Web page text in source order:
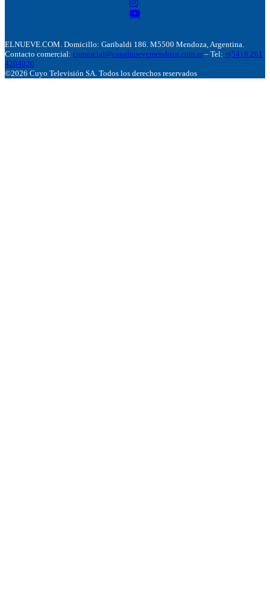
ELNUEVE.COM. Domicillo: Garibaldi 186. M5500 Mendoza, Argentina.
Contacto comercial: comercial@canalnuevemendoza.com.ar – Tel: +(54) 9 261
4204020
©2026 Cuyo Televisión SA. Todos los derechos reservados